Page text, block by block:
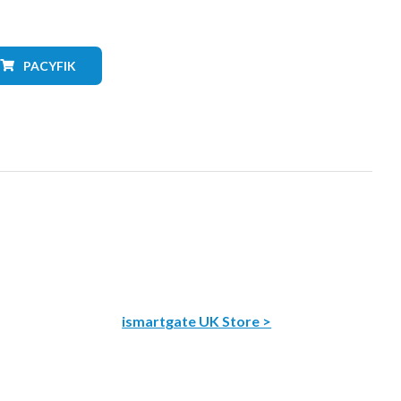
PACYFIK
ismartgate UK Store >